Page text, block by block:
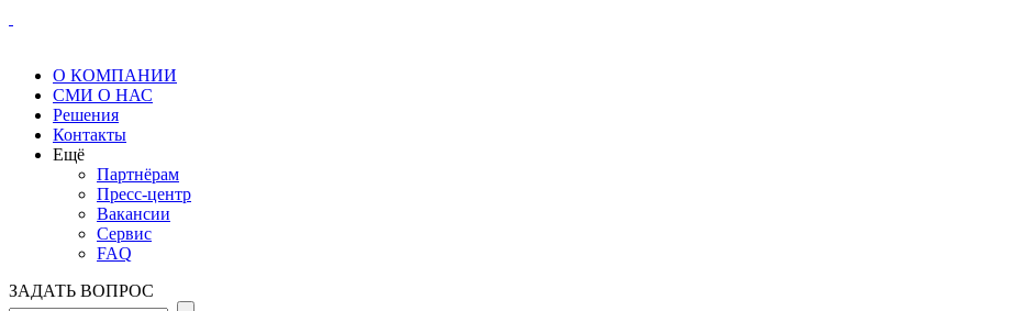
О КОМПАНИИ
СМИ О НАС
Решения
Контакты
Ещё
Партнёрам
Пресс-центр
Вакансии
Сервис
FAQ
ЗАДАТЬ ВОПРОС